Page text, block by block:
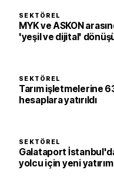
SEKTÖREL
MYK ve ASKON
'yeşil ve dijital'
SEKTÖREL
Tarım işletmelerine
hesaplara yatırıldı
SEKTÖREL
Galataport
yolcu için yeni